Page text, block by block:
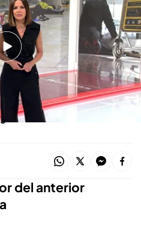
Cuatro
Madrid, un exasesor del
Ucrania
en los accesos al
del anterior